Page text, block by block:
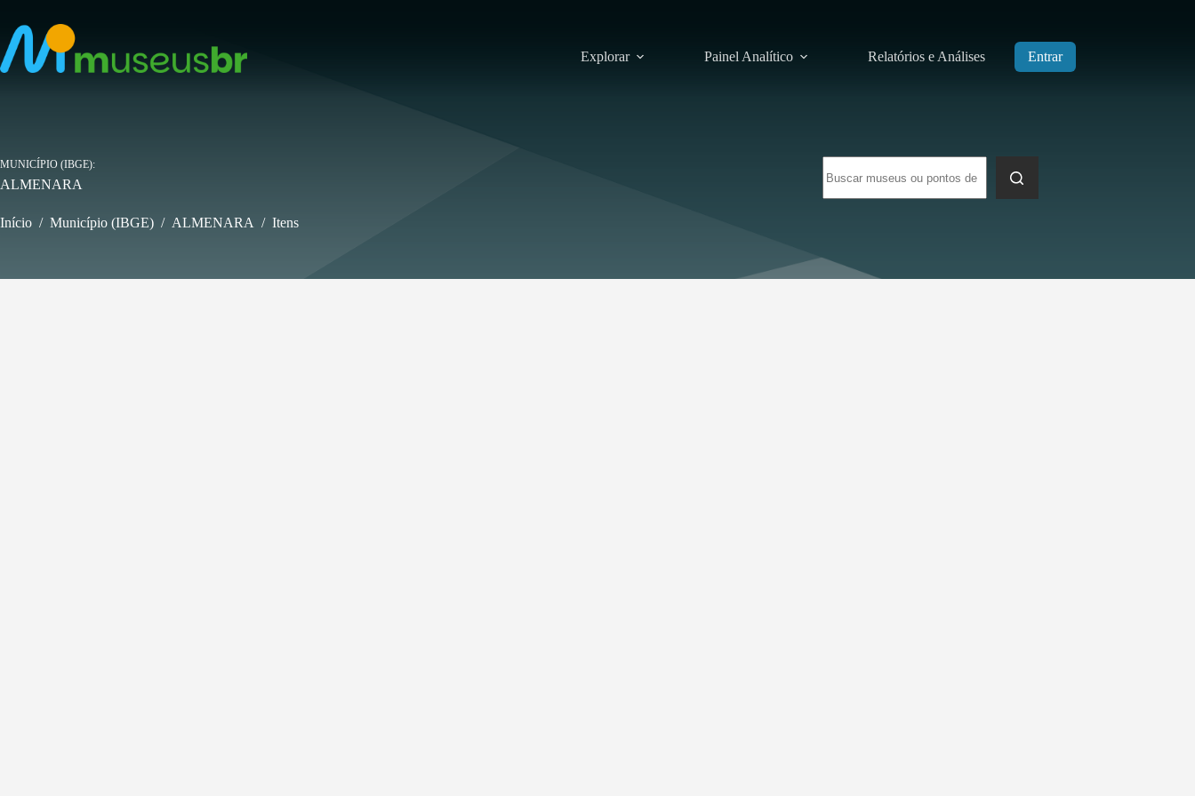
para
conteúdo
Explorar Painel Analítico Relatórios e Análises Entrar
resultados
MUNICÍPIO (IBGE)
ALMENARA
Início / Município (IBGE) / ALMENARA / Itens